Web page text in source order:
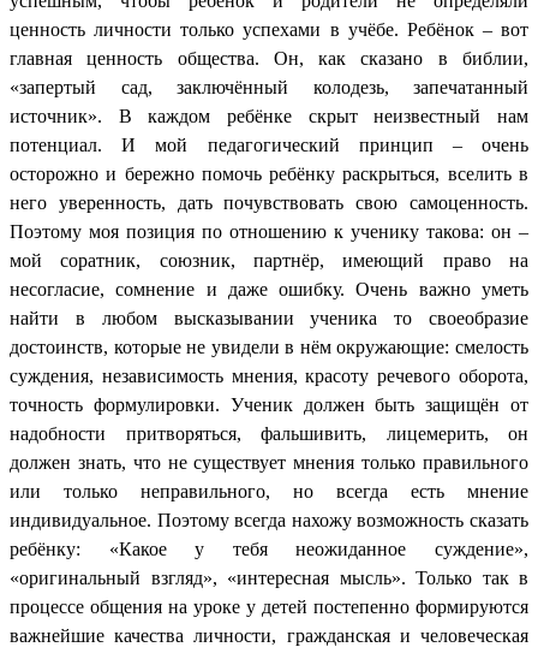
ценность личности только успехами в учёбе. Ребёнок – вот
главная ценность общества. Он, как сказано в библии,
«запертый сад, заключённый колодезь, запечатанный
источник». В каждом ребёнке скрыт неизвестный нам
потенциал. И мой педагогический принцип – очень
осторожно и бережно помочь ребёнку раскрыться, вселить в
него уверенность, дать почувствовать свою самоценность.
Поэтому моя позиция по отношению к ученику такова: он –
мой соратник, союзник, партнёр, имеющий право на
несогласие, сомнение и даже ошибку. Очень важно уметь
найти в любом высказывании ученика то своеобразие
достоинств, которые не увидели в нём окружающие: смелость
суждения, независимость мнения, красоту речевого оборота,
точность формулировки. Ученик должен быть защищён от
надобности притворяться, фальшивить, лицемерить, он
должен знать, что не существует мнения только правильного
или только неправильного, но всегда есть мнение
индивидуальное. Поэтому всегда нахожу возможность сказать
ребёнку: «Какое у тебя неожиданное суждение»,
«оригинальный взгляд», «интересная мысль». Только так в
процессе общения на уроке у детей постепенно формируются
важнейшие качества личности, гражданская и человеческая